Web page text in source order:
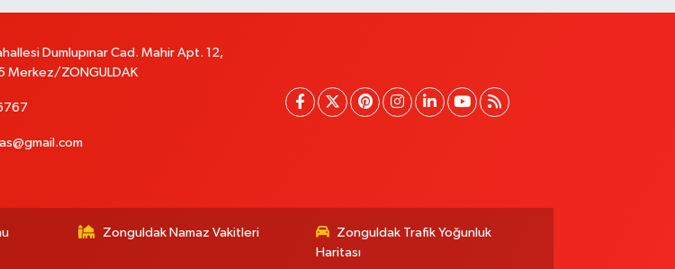
Dumlupınar Cad. Mahir Apt. 12,
Merkez/ZONGULDAK
Zonguldak Namaz Vakitleri
Zonguldak Trafik Yoğunluk
Haritası